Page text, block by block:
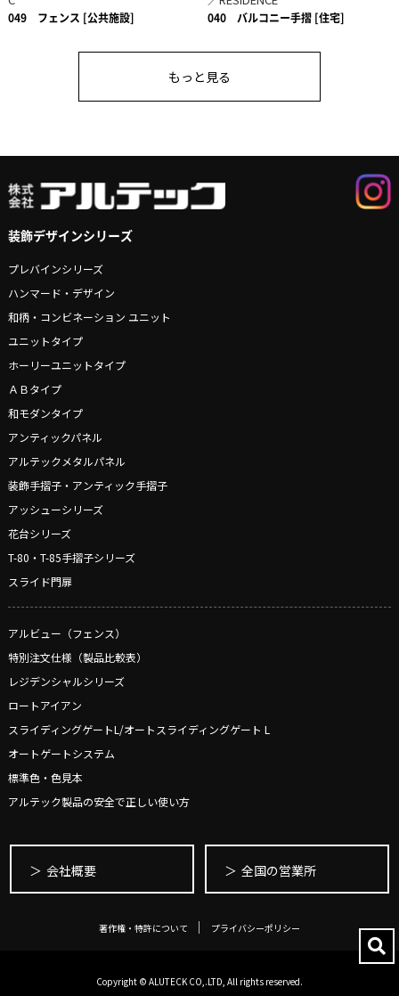
049 フェンス [公共施設] 040 バルコニー手摺 [住宅]
もっと見る
装飾デザインシリーズ
プレバインシリーズ
ハンマード・デザイン
和柄・コンビネーション ユニット
ユニットタイプ
ホーリーユニットタイプ
ＡＢタイプ
和モダンタイプ
アンティックパネル
アルテックメタルパネル
装飾手摺子・アンティック手摺子
アッシューシリーズ
花台シリーズ
T-80・T-85手摺子シリーズ
スライド門扉
アルビュー（フェンス）
特別注文仕様（製品比較表）
レジデンシャルシリーズ
ロートアイアン
スライディングゲートL/オートスライディングゲート L
オートゲートシステム
標準色・色見本
アルテック製品の安全で正しい使い方
会社概要 全国の営業所
著作権・特許について プライバシーポリシー
Copyright © ALUTECK CO,.LTD, All rights reserved.